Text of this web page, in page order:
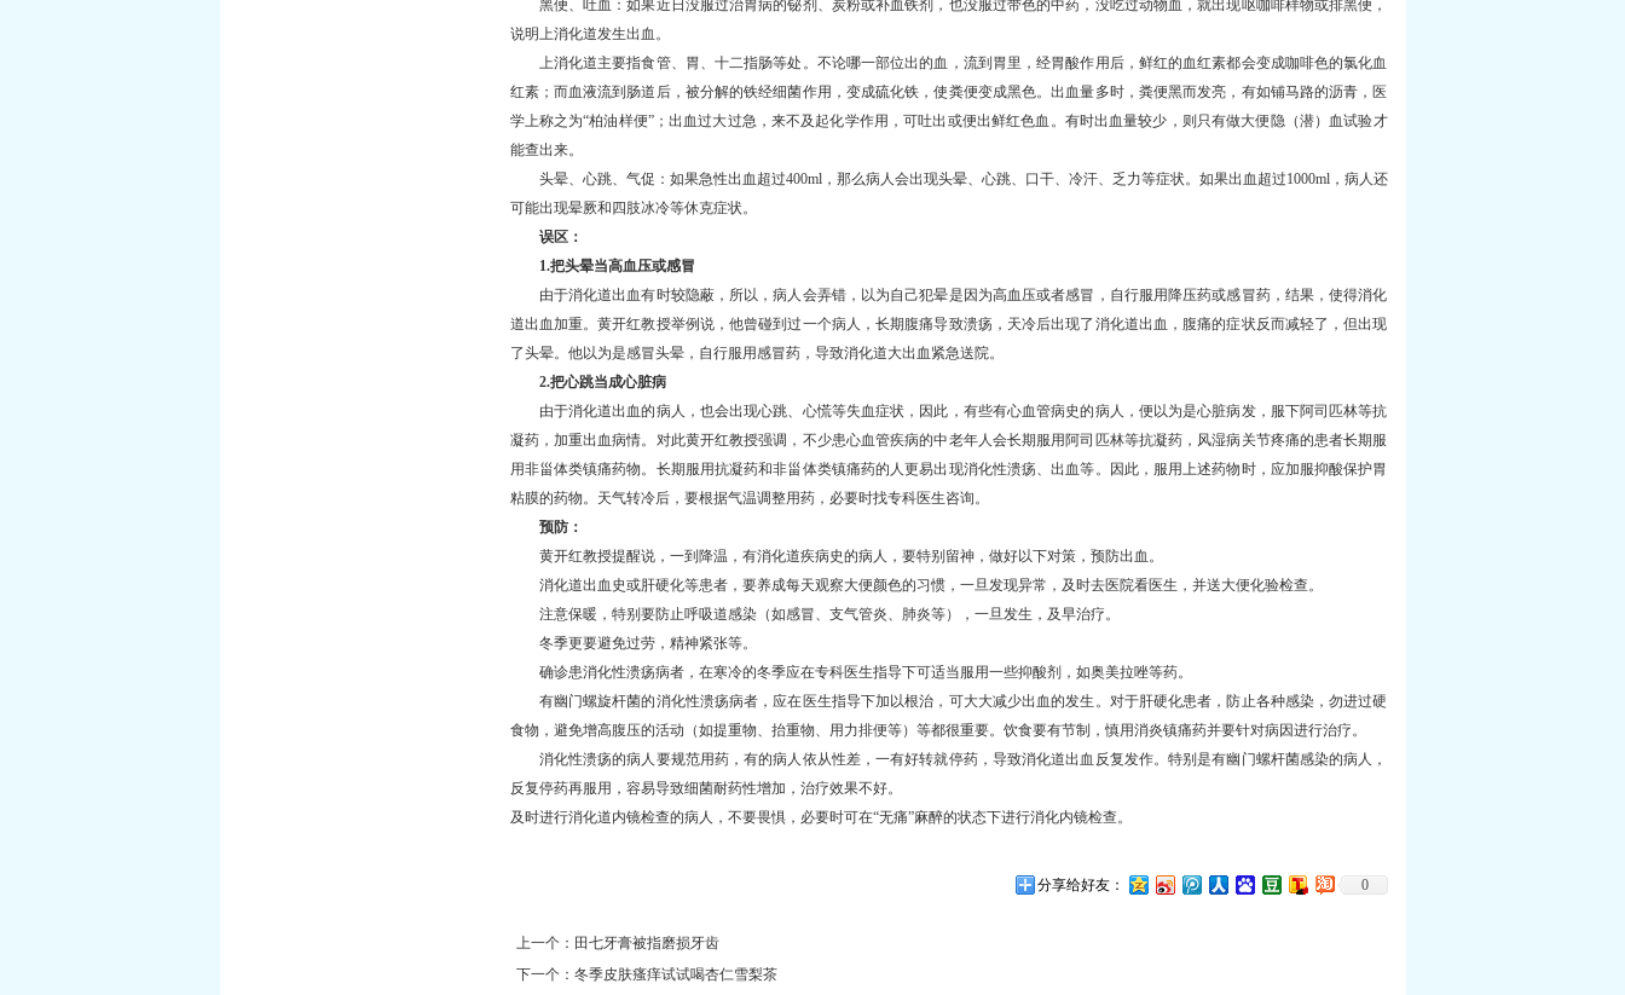
黑便、吐血：如果近日没服过治胃病的铋剂、炭粉或补血铁剂，也没服过带色的中药，没吃过动物血，就出现呕咖啡样物或排黑便，
说明上消化道发生出血。
上消化道主要指食管、胃、十二指肠等处。不论哪一部位出的血，流到胃里，经胃酸作用后，鲜红的血红素都会变成咖啡色的氯化血
红素；而血液流到肠道后，被分解的铁经细菌作用，变成硫化铁，使粪便变成黑色。出血量多时，粪便黑而发亮，有如铺马路的沥青，医
学上称之为“柏油样便”；出血过大过急，来不及起化学作用，可吐出或便出鲜红色血。有时出血量较少，则只有做大便隐（潜）血试验才
能查出来。
头晕、心跳、气促：如果急性出血超过400ml，那么病人会出现头晕、心跳、口干、冷汗、乏力等症状。如果出血超过1000ml，病人还
可能出现晕厥和四肢冰冷等休克症状。
误区：
1.把头晕当高血压或感冒
由于消化道出血有时较隐蔽，所以，病人会弄错，以为自己犯晕是因为高血压或者感冒，自行服用降压药或感冒药，结果，使得消化
道出血加重。黄开红教授举例说，他曾碰到过一个病人，长期腹痛导致溃疡，天冷后出现了消化道出血，腹痛的症状反而减轻了，但出现
了头晕。他以为是感冒头晕，自行服用感冒药，导致消化道大出血紧急送院。
2.把心跳当成心脏病
由于消化道出血的病人，也会出现心跳、心慌等失血症状，因此，有些有心血管病史的病人，便以为是心脏病发，服下阿司匹林等抗
凝药，加重出血病情。对此黄开红教授强调，不少患心血管疾病的中老年人会长期服用阿司匹林等抗凝药，风湿病关节疼痛的患者长期服
用非甾体类镇痛药物。长期服用抗凝药和非甾体类镇痛药的人更易出现消化性溃疡、出血等。因此，服用上述药物时，应加服抑酸保护胃
粘膜的药物。天气转冷后，要根据气温调整用药，必要时找专科医生咨询。
预防：
黄开红教授提醒说，一到降温，有消化道疾病史的病人，要特别留神，做好以下对策，预防出血。
消化道出血史或肝硬化等患者，要养成每天观察大便颜色的习惯，一旦发现异常，及时去医院看医生，并送大便化验检查。
注意保暖，特别要防止呼吸道感染（如感冒、支气管炎、肺炎等），一旦发生，及早治疗。
冬季更要避免过劳，精神紧张等。
确诊患消化性溃疡病者，在寒冷的冬季应在专科医生指导下可适当服用一些抑酸剂，如奥美拉唑等药。
有幽门螺旋杆菌的消化性溃疡病者，应在医生指导下加以根治，可大大减少出血的发生。对于肝硬化患者，防止各种感染，勿进过硬
食物，避免增高腹压的活动（如提重物、抬重物、用力排便等）等都很重要。饮食要有节制，慎用消炎镇痛药并要针对病因进行治疗。
消化性溃疡的病人要规范用药，有的病人依从性差，一有好转就停药，导致消化道出血反复发作。特别是有幽门螺杆菌感染的病人，
反复停药再服用，容易导致细菌耐药性增加，治疗效果不好。
及时进行消化道内镜检查的病人，不要畏惧，必要时可在“无痛”麻醉的状态下进行消化内镜检查。
分享给好友： 0
上一个： 田七牙膏被指磨损牙齿
下一个： 冬季皮肤瘙痒试试喝杏仁雪梨茶